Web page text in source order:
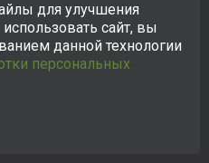
ksk24.ruсоздан
целях и любая информация
офертой.Политика в
для улучшения
сайт, вы
данной технологии
персональных